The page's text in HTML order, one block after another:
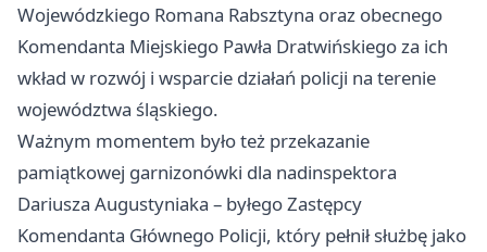
Wojewódzkiego Romana Rabsztyna oraz obecnego
Komendanta Miejskiego Pawła Dratwińskiego za ich
wkład w rozwój i wsparcie działań policji na terenie
województwa śląskiego.
Ważnym momentem było też przekazanie
pamiątkowej garnizonówki dla nadinspektora
Dariusza Augustyniaka – byłego Zastępcy
Komendanta Głównego Policji, który pełnił służbę jako